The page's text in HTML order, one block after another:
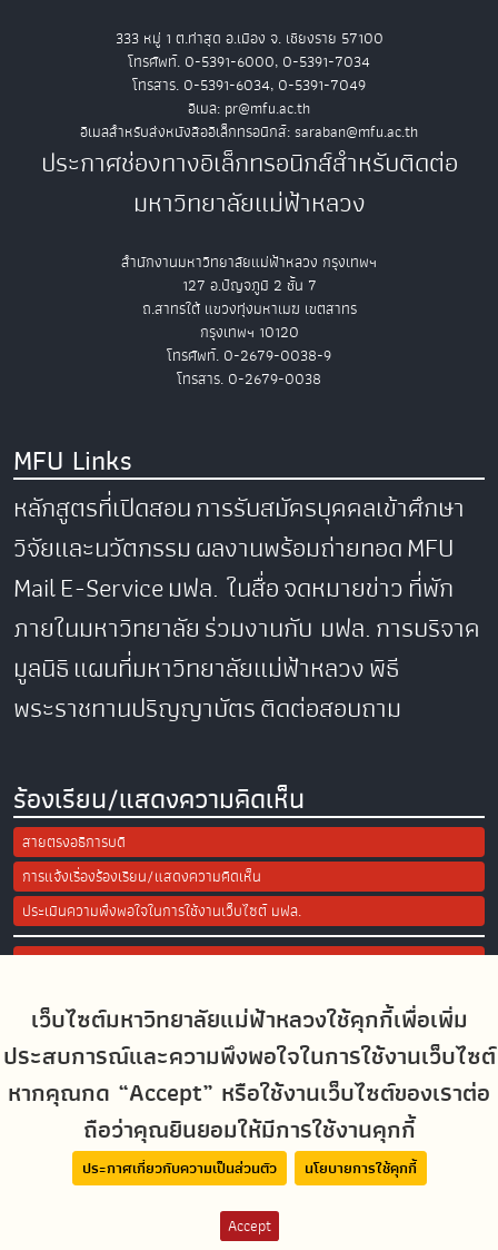
เว็บไซต์มหาวิทยาลัยแม่ฟ้าหลวงใช้คุกกี้เพื่อเพิ่ม
ประสบการณ์และความพึงพอใจในการใช้งานเว็บไซต์
หากคุณกด “Accept” หรือใช้งานเว็บไซต์ของเราต่อ
ถือว่าคุณยินยอมให้มีการใช้งานคุกกี้
ประกาศเกี่ยวกับความเป็นส่วนตัว นโยบายการใช้คุกกี้
Accept
333 หมู่ 1 ต.ท่าสุด อ.เมือง จ. เชียงราย 57100
โทรศัพท์. 0-5391-6000, 0-5391-7034
โทรสาร. 0-5391-6034, 0-5391-7049
อีเมล: pr@mfu.ac.th
อีเมลสำหรับส่งหนังสืออิเล็กทรอนิกส์: saraban@mfu.ac.th
ประกาศช่องทางอิเล็กทรอนิกส์สำหรับติดต่อ
มหาวิทยาลัยแม่ฟ้าหลวง
สำนักงานมหาวิทยาลัยแม่ฟ้าหลวง กรุงเทพฯ
127 อ.ปัญจภูมิ 2 ชั้น 7
ถ.สาทรใต้ แขวงทุ่งมหาเมฆ เขตสาทร
กรุงเทพฯ 10120
โทรศัพท์. 0-2679-0038-9
โทรสาร. 0-2679-0038
MFU Links
หลักสูตรที่เปิดสอนการรับสมัครบุคคลเข้าศึกษา
วิจัยและนวัตกรรมผลงานพร้อมถ่ายทอดMFU
MailE-Serviceมฟล. ในสื่อจดหมายข่าวที่พัก
ภายในมหาวิทยาลัยร่วมงานกับ มฟล.การบริจาค
มูลนิธิแผนที่มหาวิทยาลัยแม่ฟ้าหลวงพิธี
พระราชทานปริญญาบัตรติดต่อสอบถาม
ร้องเรียน/แสดงความคิดเห็น
สายตรงอธิการบดี
การแจ้งเรื่องร้องเรียน/แสดงความคิดเห็น
ประเมินความพึงพอใจในการใช้งานเว็บไซต์ มฟล.
Site Map
Social Media
MFUconnect